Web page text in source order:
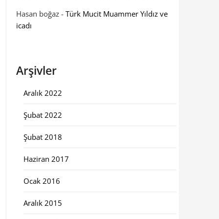
Hasan boğaz- Türk Mucit Muammer Yıldız ve
icadı
Arşivler
Aralık 2022
Şubat 2022
Şubat 2018
Haziran 2017
Ocak 2016
Aralık 2015